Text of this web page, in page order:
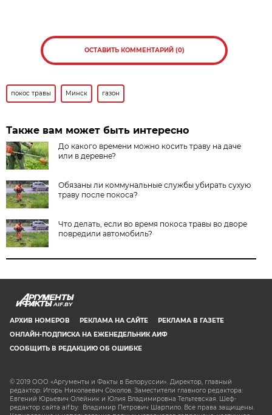
ОСТАВИТЬ КОММЕНТАРИЙ (0)
покос травы Минск газон
Также вам может быть интересно
До какого времени можно косить траву на даче
или в деревне?
Обязаны ли коммунальные службы убирать сухую
траву после покоса?
Что делать, если во время покоса травы во дворе
повредили автомобиль?
AIF.BY
АРХИВ НОМЕРОВ РЕКЛАМА НА САЙТЕ
РЕКЛАМА В ГАЗЕТЕ
ОНЛАЙН-ПОДПИСКА НА ЕЖЕНЕДЕЛЬНИК АИФ
СООБЩИТЬ В РЕДАКЦИЮ ОБ ОШИБКЕ
© 2019 ООО «Аргументы и Факты в Белоруссии». Директор, главный
редактор: Игорь Николаевич Соколов. Заместители главного редактора:
Евгений Юрьевич Олейник и Юлия Владимировна Тельтевская. Шеф-
редактор сайта aif.by: Владимир Петрович Шарпило. Все права защищены.